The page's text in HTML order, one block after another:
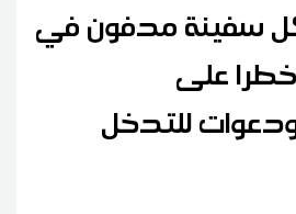
سفينة مدفون في
خطرا على
للتدخل